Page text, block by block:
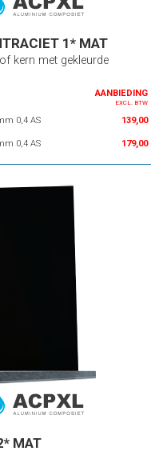
1* MAT
kern met gekleurde
AANBIEDING
EXCL. BTW
0,4 AS 139,00
0,4 AS 179,00
MAT